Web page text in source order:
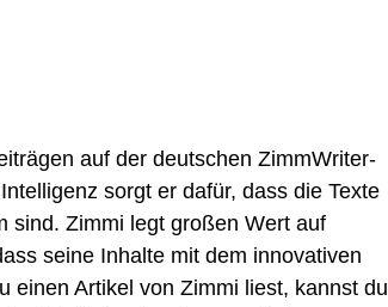
auf der deutschen ZimmWriter-
sorgt er dafür, dass die Texte
sind. Zimmi legt großen Wert auf
seine Inhalte mit dem innovativen
einen Artikel von Zimmi liest, kannst du